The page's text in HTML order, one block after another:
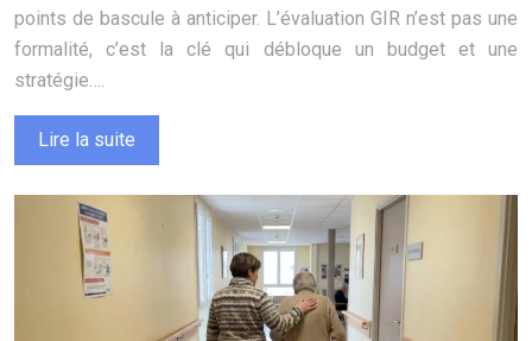
points de bascule à anticiper. L’évaluation GIR n’est pas une
formalité, c’est la clé qui débloque un budget et une
stratégie….
Lire la suite